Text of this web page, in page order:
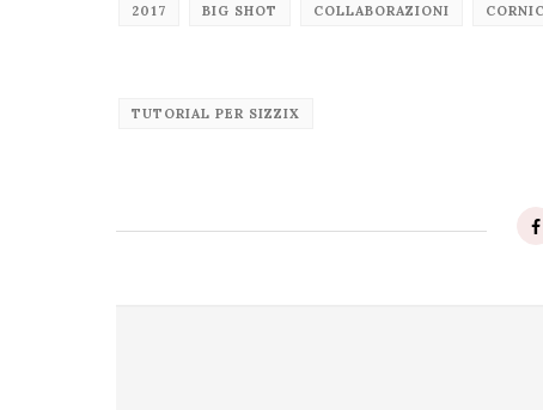
2017 BIG SHOT COLLABORAZIONI
TUTORIAL PER SIZZIX